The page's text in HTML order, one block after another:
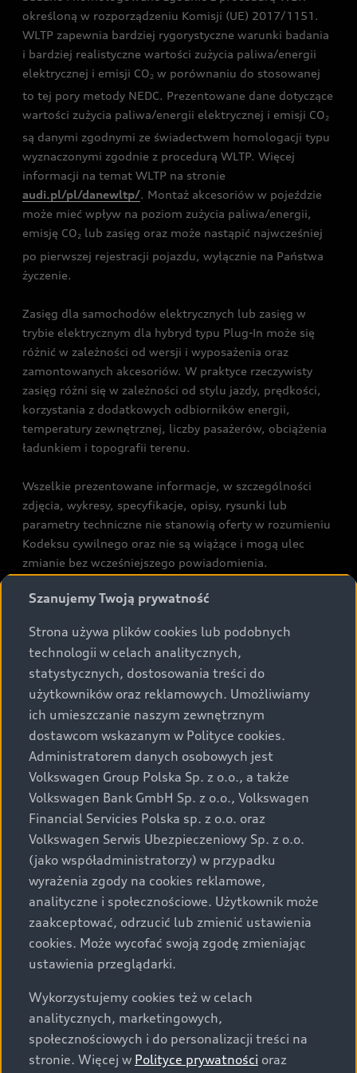
określoną w rozporządzeniu Komisji (UE) 2017/1151.
WLTP zapewnia bardziej rygorystyczne warunki badania
i bardziej realistyczne wartości zużycia paliwa/energii
elektrycznej i emisji CO2 w porównaniu do stosowanej
to tej pory metody NEDC. Prezentowane dane dotyczące
wartości zużycia paliwa/energii elektrycznej i emisji CO2
są danymi zgodnymi ze świadectwem homologacji typu
wyznaczonymi zgodnie z procedurą WLTP. Więcej
informacji na temat WLTP na stronie
audi.pl/pl/danewltp/. Montaż akcesoriów w pojeździe
może mieć wpływ na poziom zużycia paliwa/energii,
emisję CO2 lub zasięg oraz może nastąpić najwcześniej
po pierwszej rejestracji pojazdu, wyłącznie na Państwa
życzenie.
Zasięg dla samochodów elektrycznych lub zasięg w
trybie elektrycznym dla hybryd typu Plug-In może się
różnić w zależności od wersji i wyposażenia oraz
zamontowanych akcesoriów. W praktyce rzeczywisty
zasięg różni się w zależności od stylu jazdy, prędkości,
korzystania z dodatkowych odbiorników energii,
temperatury zewnętrznej, liczby pasażerów, obciążenia
ładunkiem i topografii terenu.
Wszelkie prezentowane informacje, w szczególności
zdjęcia, wykresy, specyfikacje, opisy, rysunki lub
parametry techniczne nie stanowią oferty w rozumieniu
Kodeksu cywilnego oraz nie są wiążące i mogą ulec
zmianie bez wcześniejszego powiadomienia.
rozumieniu art. 5561§2 Kodeksu cywilnego oraz art.
Podane kwoty są rekomendowane i obejmują podatek
VAT (23%), chyba że inaczej zaznaczono.
Audi zastrzega sobie możliwość wprowadzenia zmian w
prezentowanych wersjach. Przedstawione detale
wyposażenia mogą różnić się od specyfikacji
przewidzianej na rynek polski. Zamieszczone zdjęcia
mogą przedstawiać wyposażenie opcjonalne, dostępne
za dopłatą. Wiążące ustalenie ceny, wyposażenia i
specyfikacji pojazdu następują w umowie sprzedaży, a
określenie parametrów technicznych zawiera
świadectwo homologacji typu pojazdu. Zastrzegamy
sobie prawo do zmian i pomyłek. Wszelkie informacje
prezentowane na stronie są aktualne na dzień ich
zamieszczania. W celu uzyskania najnowszych
informacji prosimy kontaktować się z Partnerem Marki
Audi.
Wszystkie produkowane obecnie samochody marki Audi
są wykonywane z materiałów spełniających pod
względem możliwości odzysku i recyklingu wymagania
określone w normie ISO 22628 i są zgodne z
Szanujemy Twoją prywatność
Strona używa plików cookies lub podobnych
technologii w celach analitycznych,
statystycznych, dostosowania treści do
użytkowników oraz reklamowych. Umożliwiamy
ich umieszczanie naszym zewnętrznym
dostawcom wskazanym w Polityce cookies.
Administratorem danych osobowych jest
Volkswagen Group Polska Sp. z o.o., a także
Volkswagen Bank GmbH Sp. z o.o., Volkswagen
Financial Servicies Polska sp. z o.o. oraz
Volkswagen Serwis Ubezpieczeniowy Sp. z o.o.
(jako współadministratorzy) w przypadku
wyrażenia zgody na cookies reklamowe,
analityczne i społecznościowe. Użytkownik może
zaakceptować, odrzucić lub zmienić ustawienia
cookies. Może wycofać swoją zgodę zmieniając
ustawienia przeglądarki.
Wykorzystujemy cookies też w celach
analitycznych, marketingowych,
społecznościowych i do personalizacji treści na
stronie. Więcej w Polityce prywatności oraz